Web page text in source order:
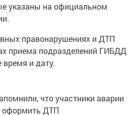
указаны на официальном
правонарушениях и ДТП
приема подразделений ГИБДД
время и дату.
что участники аварии
оформить ДТП